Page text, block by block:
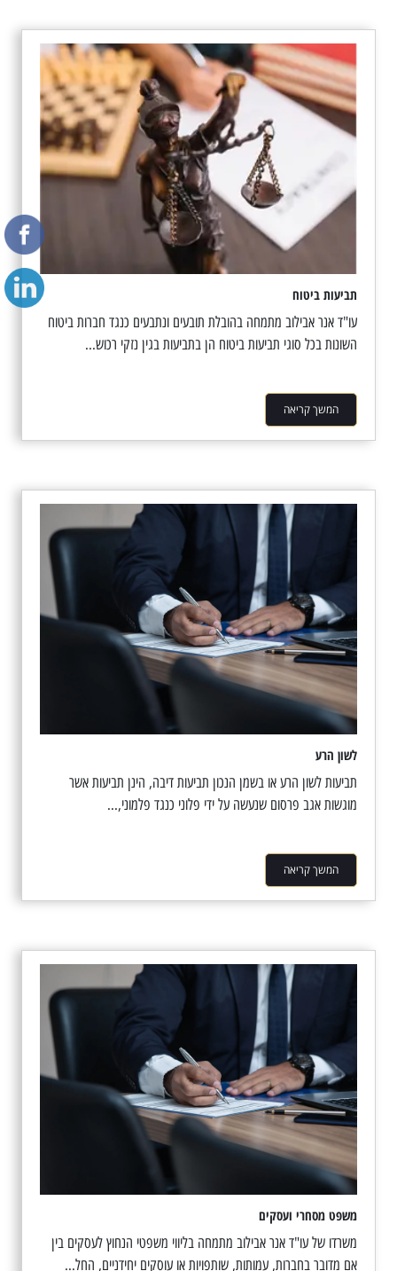
תביעות ביטוח
עו"ד אנר אבילוב מתמחה בהובלת תובעים ונתבעים כנגד חברות ביטוח
השונות בכל סוגי תביעות ביטוח הן בתביעות בגין נזקי רכוש...
המשך קריאה
לשון הרע
תביעות לשון הרע או בשמן הנכון תביעות דיבה, הינן תביעות אשר
מוגשות אגב פרסום שנעשה על ידי פלוני כנגד פלמוני,...
המשך קריאה
משפט מסחרי ועסקים
משרדו של עו"ד אנר אבילוב מתמחה בליווי משפטי הנחוץ לעסקים בין
אם מדובר בחברות, עמותות, שותפויות או עוסקים יחידניים, החל...